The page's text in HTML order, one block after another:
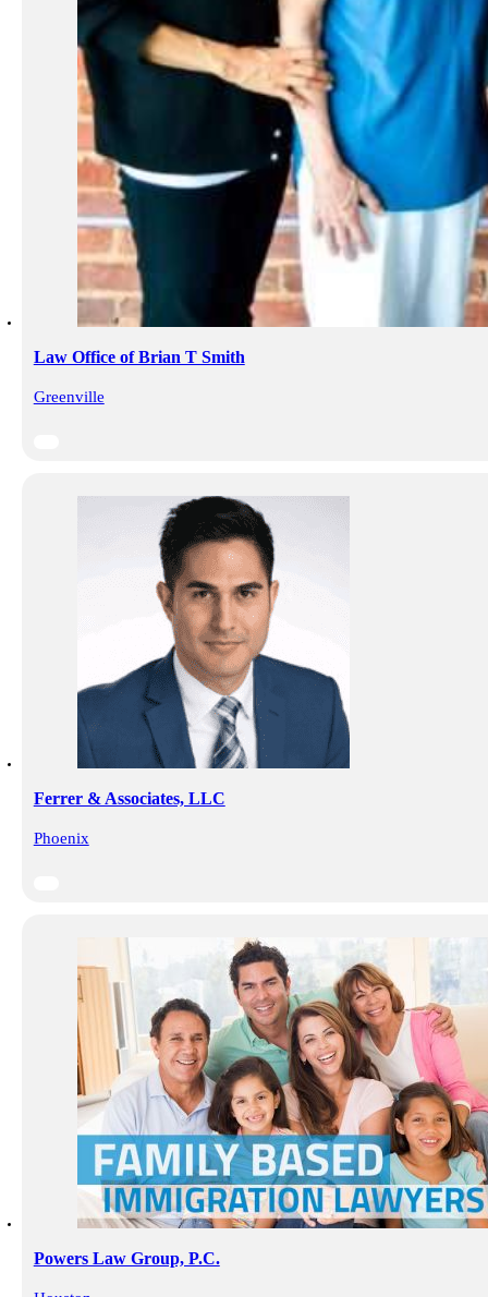
Law Office of Brian T Smith
Greenville
Ferrer & Associates, LLC
Phoenix
Powers Law Group, P.C.